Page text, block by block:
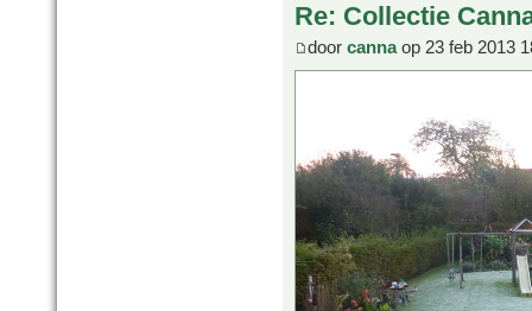
Re: Collectie
door cannaop 23 feb 2013